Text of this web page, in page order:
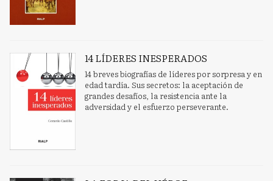
14 LÍDERES INESPERADOS
14 breves biografías de líderes por sorpresa y en
edad tardía. Sus secretos: la aceptación de
grandes desafíos, la resistencia ante la
adversidad y el esfuerzo perseverante.